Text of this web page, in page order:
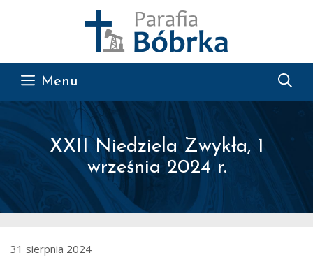
Menu
XXII Niedziela Zwykła, 1
września 2024 r.
31 sierpnia 2024